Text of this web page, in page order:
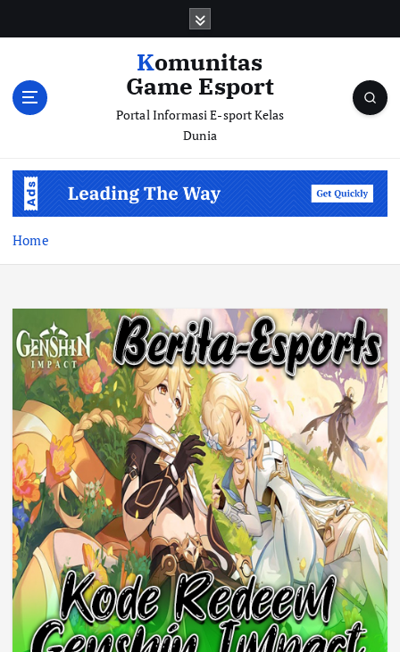
Komunitas
Game Esport
Portal Informasi E-sport Kelas
Dunia
Home